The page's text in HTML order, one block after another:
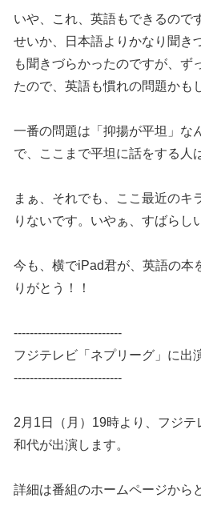
いや、これ、英語もできるので
せいか、日本語よりかなり聞き
も聞きづらかったのですが、ず
たので、英語も慣れの問題かも
一番の問題は「抑揚が平坦」な
で、ここまで平坦に話をする人
まぁ、それでも、ここ最近のキ
りないです。いやぁ、すばらし
今も、横でiPad君が、英語の本
りがとう！！
---------------------------
フジテレビ「ネプリーグ」に出
---------------------------
2月1日（月）19時より、フジ
和代が出演します。
詳細は番組のホームページから